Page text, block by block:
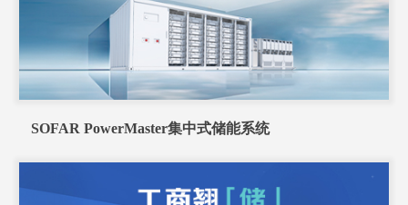
SOFAR PowerMaster集中式储能系统